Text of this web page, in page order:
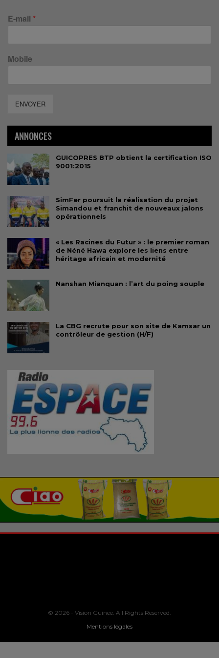
E-mail *
Mobile
ENVOYER
ANNONCES
GUICOPRES BTP obtient la certification ISO
9001:2015
SimFer poursuit la réalisation du projet
Simandou et franchit de nouveaux jalons
opérationnels
« Les Racines du Futur » : le premier roman
de Néné Hawa explore les liens entre
héritage africain et modernité
Nanshan Mianquan : l’art du poing souple
La CBG recrute pour son site de Kamsar un
contrôleur de gestion (H/F)
© 2026 - Vision Guinee. All Rights Reserved.
Mentions légales